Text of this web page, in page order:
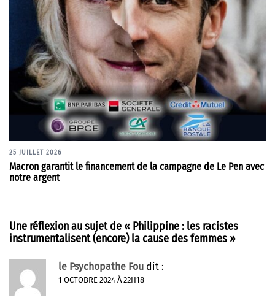
25 JUILLET 2026
Macron garantit le financement de la campagne de Le Pen avec
notre argent
Une réflexion au sujet de « Philippine : les racistes
instrumentalisent (encore) la cause des femmes »
le Psychopathe Fou dit :
1 OCTOBRE 2024 À 22H18